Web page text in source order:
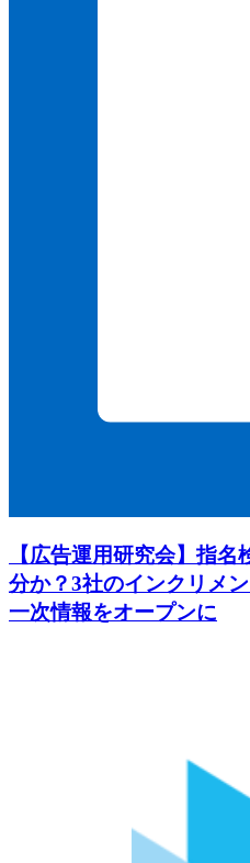
【広告運用研究会】指
分か？3社のインクリメ
一次情報をオープンに